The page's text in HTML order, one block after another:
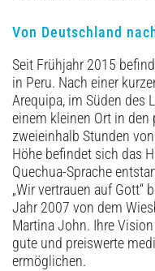
Von Deutschland
Seit Frühjahr 2015
in Peru. Nach einer
Arequipa, im Süden des
einem kleinen Ort in den
zweieinhalb Stunden
Höhe befindet sich das
Quechua-Sprache
„Wir vertrauen auf Gott“
Jahr 2007 von dem
Martina John. Ihre
gute und preiswerte
ermöglichen.